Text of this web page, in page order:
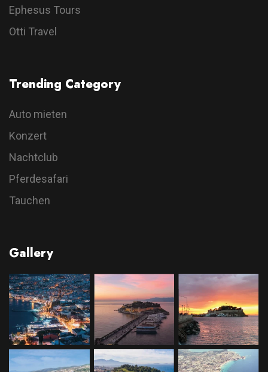
Ephesus Tours
Otti Travel
Trending Category
Auto mieten
Konzert
Nachtclub
Pferdesafari
Tauchen
Gallery